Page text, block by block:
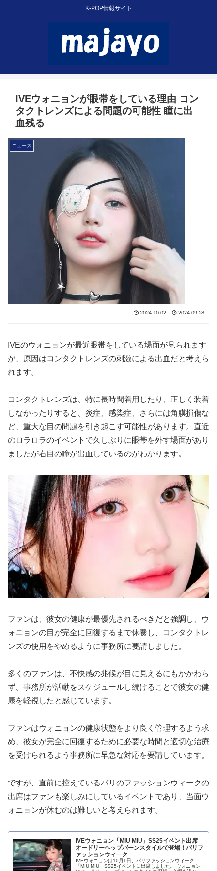
K-POP情報サイト
IVEウォニョンが眼帯をしている理由 コン
タクトレンズによる問題の可能性 瞳に出
血残る
ニュース
2024.10.02 2024.09.28
IVEのウォニョンが最近眼帯をしている場面が見られます
が、原因はコンタクトレンズの刺激による出血だと考えら
れます。
コンタクトレンズは、特に長時間着用したり、正しく装着
しなかったりすると、炎症、感染症、さらには角膜損傷な
ど、重大な目の問題を引き起こす可能性があります。直近
のロラロラのイベントで久しぶりに眼帯を外す場面があり
ましたが右目の瞳が出血しているのがわかります。
ファンは、彼女の健康が最優先されるべきだと強調し、ウ
ォニョンの目が完全に回復するまで休養し、コンタクトレ
ンズの使用をやめるように事務所に要請しました。
多くのファンは、不快感の兆候が目に見えるにもかかわら
ず、事務所が活動をスケジュールし続けることで彼女の健
康を軽視したと感じています。
ファンはウォニョンの健康状態をより良く管理するよう求
め、彼女が完全に回復するために必要な時間と適切な治療
を受けられるよう事務所に早急な対応を要請しています。
ですが、直前に控えているパリのファッションウィークの
出席はファンも楽しみにしているイベントであり、当面ウ
ォニョンが休むのは難しいと考えられます。
IVEウォニョン「MIU MIU」SS25イベント出席
オードリーヘップバーンスタイルで登場！パリフ
ァッションウィーク
IVEウォニョンは10月1日、パリファッションウィーク
「MIU MIU」SS25イベントに出席しました。 ウォニョン